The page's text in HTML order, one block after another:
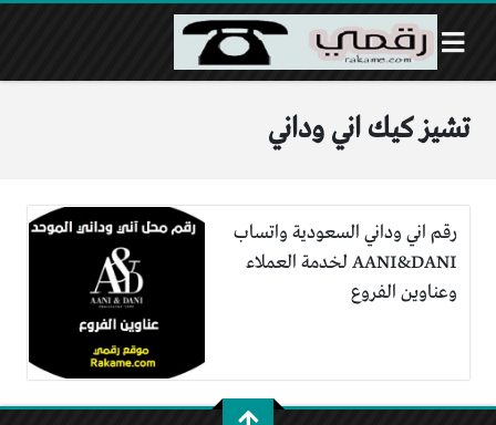
تشيز كيك اني وداني
رقم اني وداني السعودية واتساب
AANI&DANI لخدمة العملاء
وعناوين الفروع